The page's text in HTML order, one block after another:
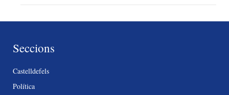
Seccions
Castelldefels
Política